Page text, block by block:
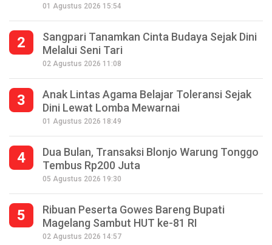
01 Agustus 2026 15:54
2
Sangpari Tanamkan Cinta Budaya Sejak Dini
Melalui Seni Tari
02 Agustus 2026 11:08
3
Anak Lintas Agama Belajar Toleransi Sejak
Dini Lewat Lomba Mewarnai
01 Agustus 2026 18:49
4
Dua Bulan, Transaksi Blonjo Warung Tonggo
Tembus Rp200 Juta
05 Agustus 2026 19:30
5
Ribuan Peserta Gowes Bareng Bupati
Magelang Sambut HUT ke-81 RI
02 Agustus 2026 14:57
Seperempat Abad Perhelatan Festival